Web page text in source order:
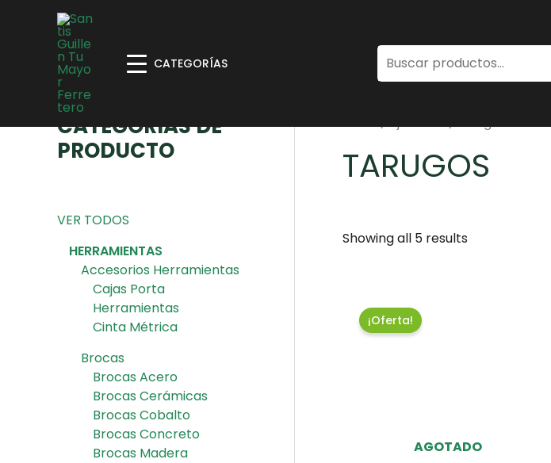
CATEGORÍAS
CATEGORÍAS DE
PRODUCTO
VER TODOS
HERRAMIENTAS
Accesorios Herramientas
Cajas Porta
Herramientas
Cinta Métrica
Brocas
Brocas Acero
Brocas Cerámicas
Brocas Cobalto
Brocas Concreto
Brocas Madera
Home/Fijaciones/ Tarugos
TARUGOS
Showing all 5 results
AGOTADO
¡Oferta!